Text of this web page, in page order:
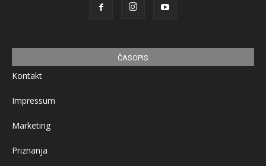
ČASOPIS
Kontakt
Impressum
Marketing
Priznanja